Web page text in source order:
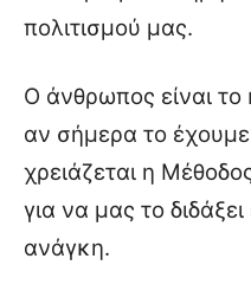
πολιτισμού μας.
Ο άνθρωπος είναι
αν σήμερα το έχουμε
χρειάζεται η
για να μας το
ανάγκη.